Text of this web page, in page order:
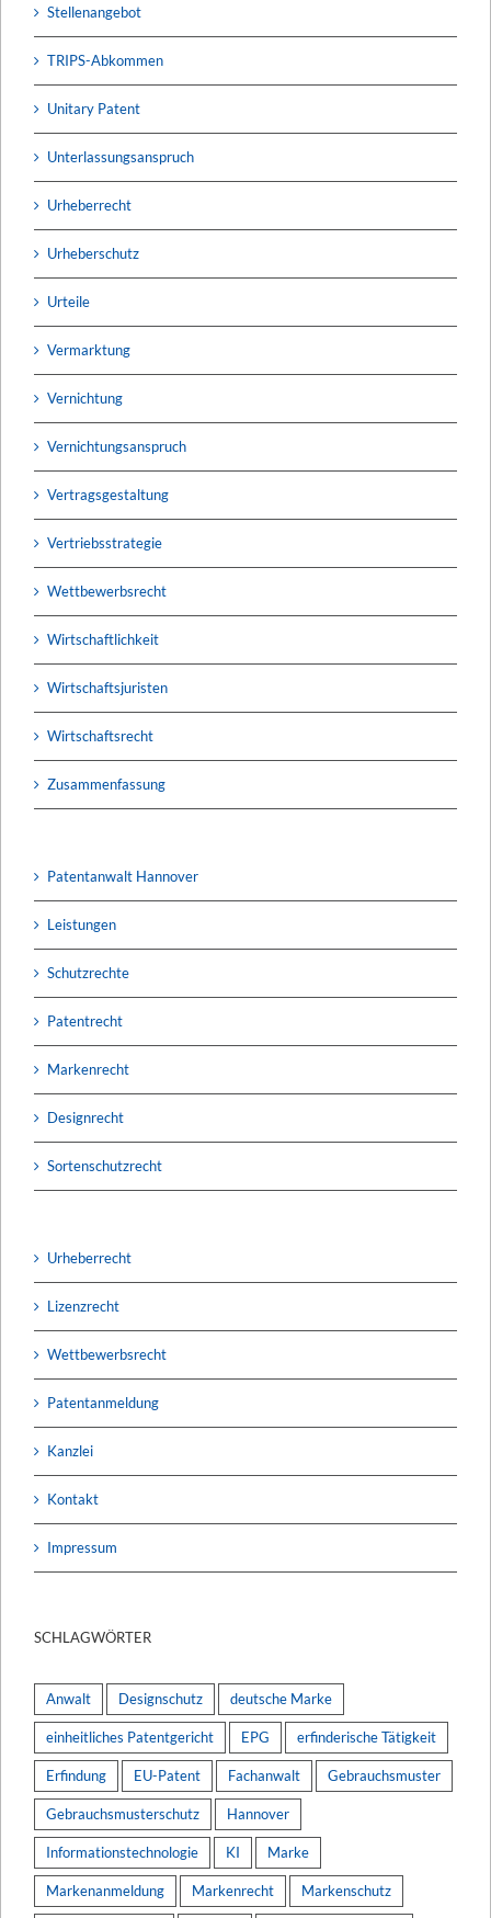
Stellenangebot
TRIPS-Abkommen
Unitary Patent
Unterlassungsanspruch
Urheberrecht
Urheberschutz
Urteile
Vermarktung
Vernichtung
Vernichtungsanspruch
Vertragsgestaltung
Vertriebsstrategie
Wettbewerbsrecht
Wirtschaftlichkeit
Wirtschaftsjuristen
Wirtschaftsrecht
Zusammenfassung
Patentanwalt Hannover
Leistungen
Schutzrechte
Patentrecht
Markenrecht
Designrecht
Sortenschutzrecht
Urheberrecht
Lizenzrecht
Wettbewerbsrecht
Patentanmeldung
Kanzlei
Kontakt
Impressum
SCHLAGWÖRTER
Anwalt Designschutz deutsche Marke
einheitliches Patentgericht EPG erfinderische Tätigkeit
Erfindung EU-Patent Fachanwalt Gebrauchsmuster
Gebrauchsmusterschutz Hannover
Informationstechnologie KI Marke
Markenanmeldung Markenrecht Markenschutz